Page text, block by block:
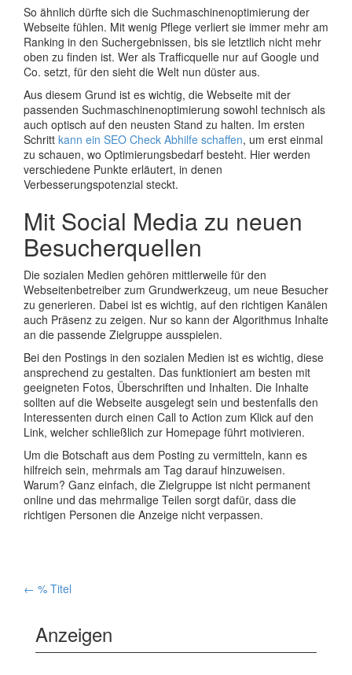
So ähnlich dürfte sich die Suchmaschinenoptimierung der
Webseite fühlen. Mit wenig Pflege verliert sie immer mehr am
Ranking in den Suchergebnissen, bis sie letztlich nicht mehr
oben zu finden ist. Wer als Trafficquelle nur auf Google und
Co. setzt, für den sieht die Welt nun düster aus.
Aus diesem Grund ist es wichtig, die Webseite mit der
passenden Suchmaschinenoptimierung sowohl technisch als
auch optisch auf den neusten Stand zu halten. Im ersten
Schritt kann ein SEO Check Abhilfe schaffen, um erst einmal
zu schauen, wo Optimierungsbedarf besteht. Hier werden
verschiedene Punkte erläutert, in denen
Verbesserungspotenzial steckt.
Mit Social Media zu neuen
Besucherquellen
Die sozialen Medien gehören mittlerweile für den
Webseitenbetreiber zum Grundwerkzeug, um neue Besucher
zu generieren. Dabei ist es wichtig, auf den richtigen Kanälen
auch Präsenz zu zeigen. Nur so kann der Algorithmus Inhalte
an die passende Zielgruppe ausspielen.
Bei den Postings in den sozialen Medien ist es wichtig, diese
ansprechend zu gestalten. Das funktioniert am besten mit
geeigneten Fotos, Überschriften und Inhalten. Die Inhalte
sollten auf die Webseite ausgelegt sein und bestenfalls den
Interessenten durch einen Call to Action zum Klick auf den
Link, welcher schließlich zur Homepage führt motivieren.
Um die Botschaft aus dem Posting zu vermitteln, kann es
hilfreich sein, mehrmals am Tag darauf hinzuweisen.
Warum? Ganz einfach, die Zielgruppe ist nicht permanent
online und das mehrmalige Teilen sorgt dafür, dass die
richtigen Personen die Anzeige nicht verpassen.
Artikelnavigation
← % Titel
Anzeigen